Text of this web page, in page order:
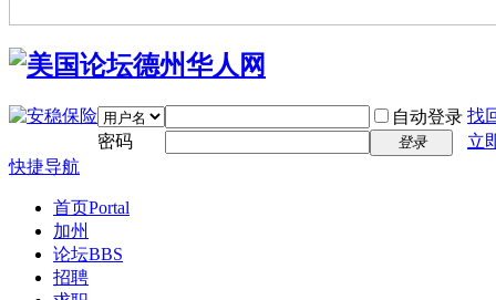
自动登录 找
密码
登录
立
快捷导航
首页Portal
加州
论坛BBS
招聘